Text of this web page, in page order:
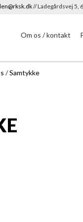
// Ladegårdsvej 5,
Om os / kontakt
/Samtykke